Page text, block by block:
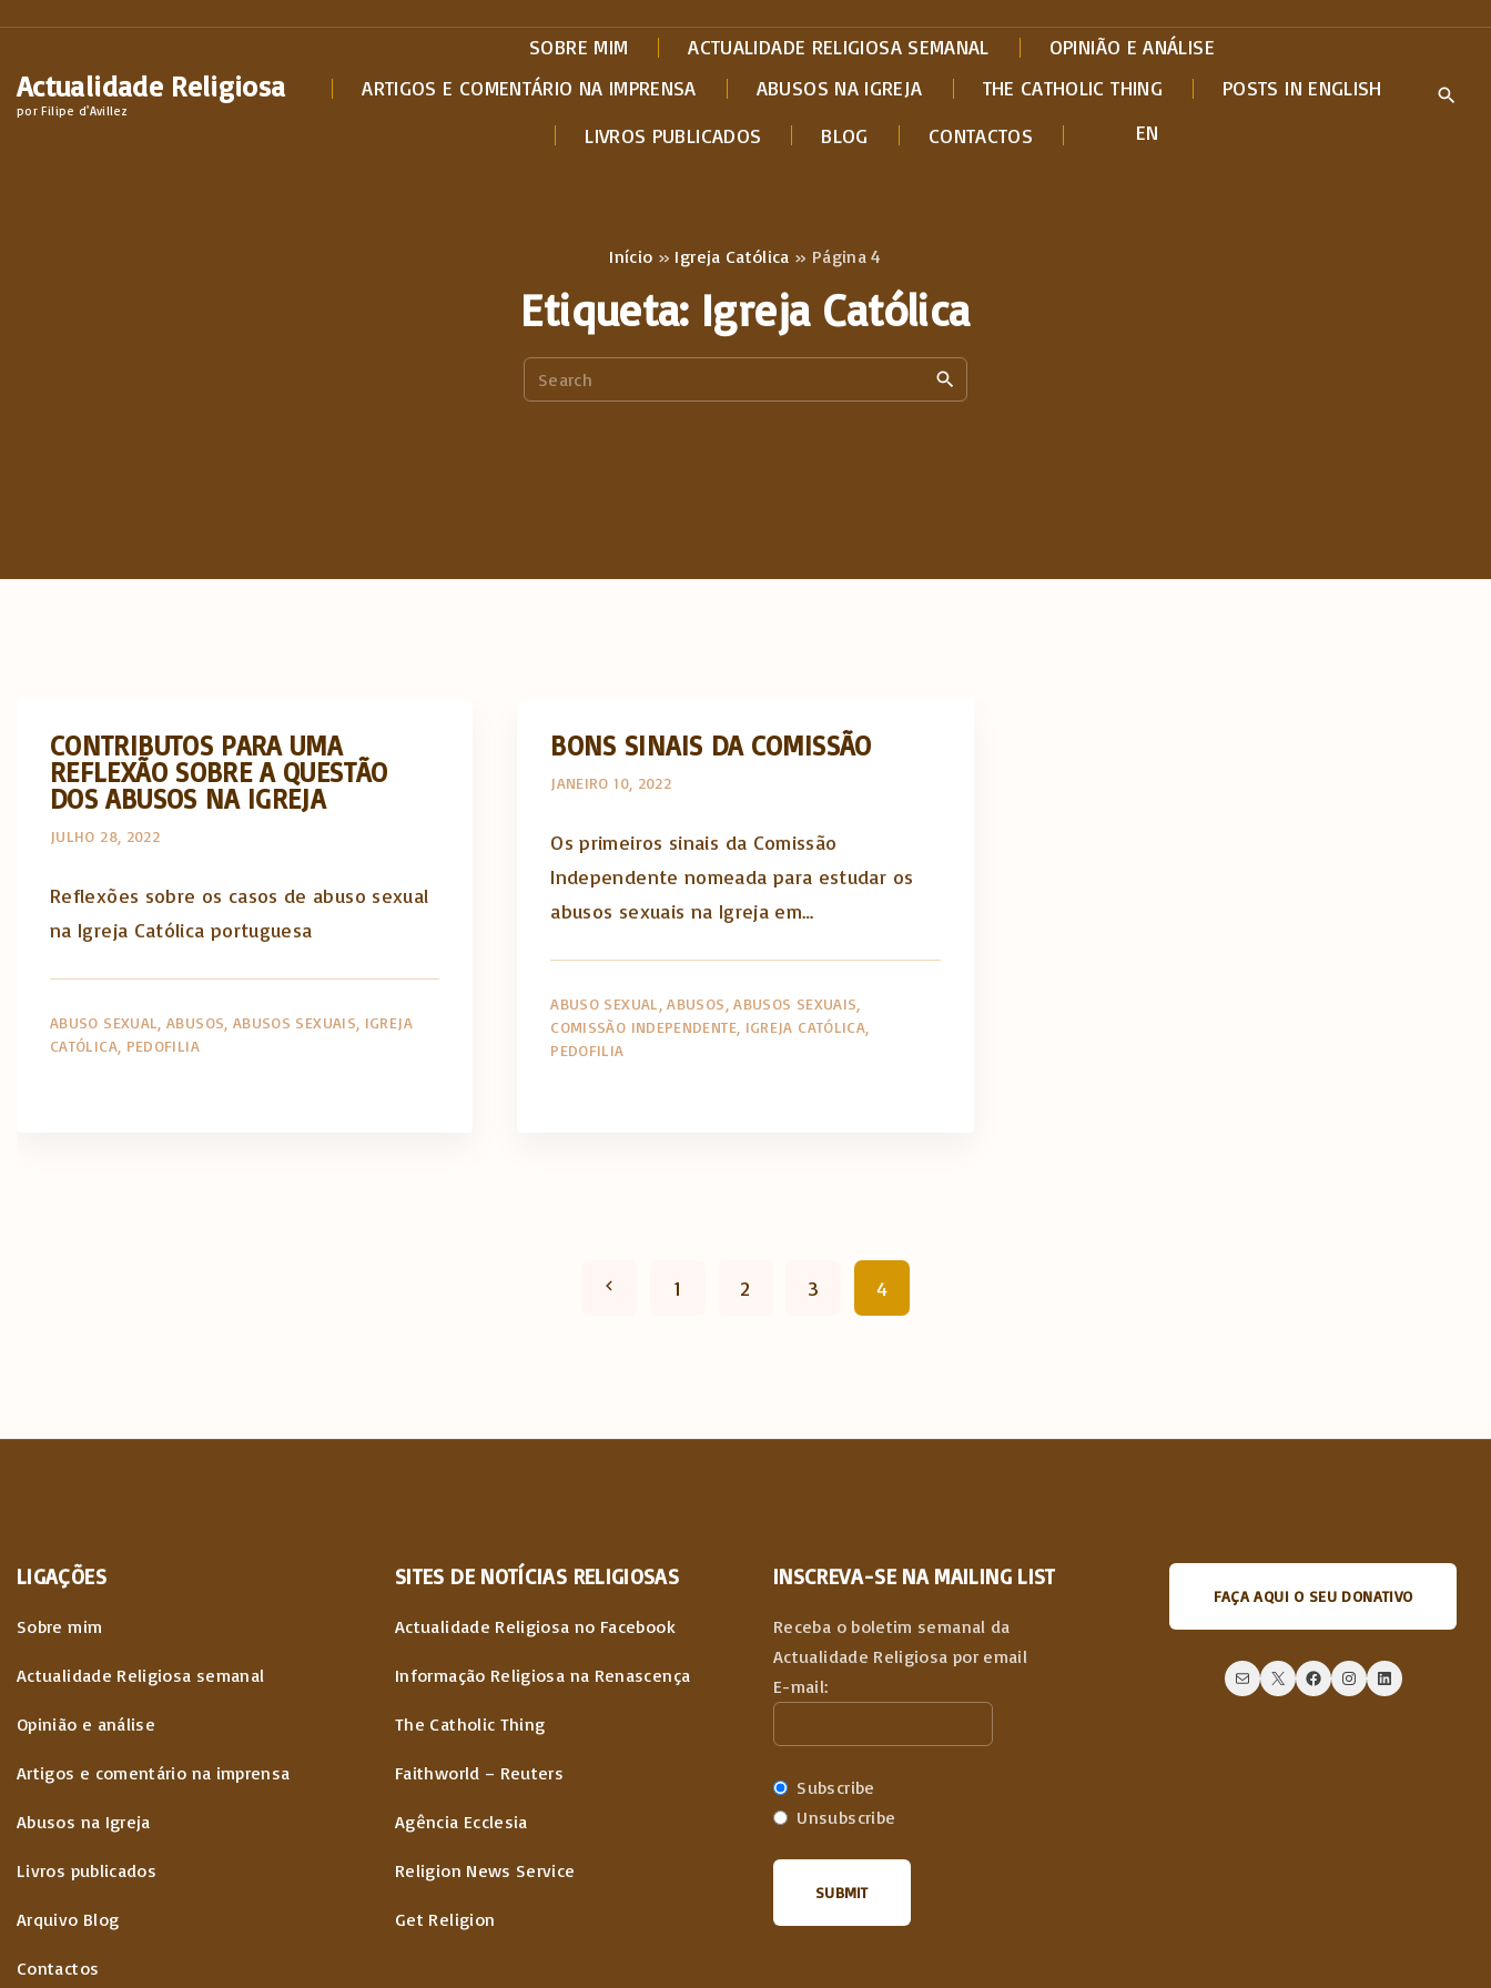
Actualidade Religiosa
por Filipe d'Avillez
SOBRE MIM ACTUALIDADE RELIGIOSA SEMANAL
OPINIÃO E ANÁLISE
ARTIGOS E COMENTÁRIO NA IMPRENSA
ABUSOS NA IGREJA THE CATHOLIC THING
POSTS IN ENGLISH
LIVROS PUBLICADOS
BLOG CONTACTOS EN
Início » Igreja Católica » Página 4
Etiqueta: Igreja Católica
e
CONTRIBUTOS PARA UMA
REFLEXÃO SOBRE A QUESTÃO
DOS ABUSOS NA IGREJA
JULHO 28, 2022
Reflexões sobre os casos de abuso sexual
na Igreja Católica portuguesa
ABUSO SEXUAL ABUSOS ABUSOS SEXUAIS IGREJA
CATÓLICA PEDOFILIA
BONS SINAIS DA COMISSÃO
JANEIRO 10, 2022
Os primeiros sinais da Comissão
Independente nomeada para estudar os
abusos sexuais na Igreja em…
ABUSO SEXUAL ABUSOS ABUSOS SEXUAIS
COMISSÃO INDEPENDENTE IGREJA CATÓLICA
PEDOFILIA
ç
o
s
c
o
n
P
o
u
s
1 2 3 4
LIGAÇÕES
Sobre mim
Actualidade Religiosa semanal
Opinião e análise
Artigos e comentário na imprensa
Abusos na Igreja
Livros publicados
Arquivo Blog
Contactos
SITES DE NOTÍCIAS RELIGIOSAS
Actualidade Religiosa no Facebook
Informação Religiosa na Renascença
The Catholic Thing
Faithworld – Reuters
Agência Ecclesia
Religion News Service
Get Religion
INSCREVA-SE NA MAILING LIST
Receba o boletim semanal da
Actualidade Religiosa por email
E-mail:
Subscribe
Unsubscribe
FAÇA AQUI O SEU DONATIVO
Mail X Facebook Instagram LinkedIn